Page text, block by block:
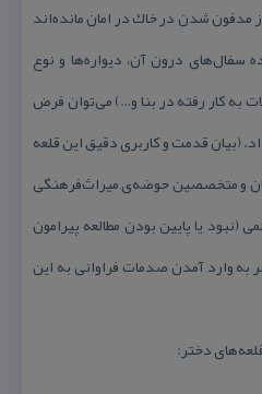
مدفون شدن در خاك در امان مانده‌اند
سفال‌های درون آن، دیواره‌ها و نوع
به كار رفته در بنا و…) می‌توان فرض
(بیان قدمت و كاربری دقیق این قلعه
و متخصصین حوضه‌ی میراث‌فرهنگی
یا پایین بودن مطالعه پیرامون
به وارد آمدن صدمات فراوانی به این
دختر: